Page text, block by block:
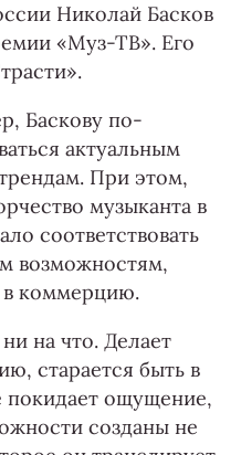
Николай Басков
«Муз-ТВ». Его
Баскову по-
актуальным
При этом,
музыканта в
соответствовать
возможностям,
в коммерцию.
на что. Делает
старается быть в
покидает ощущение,
созданы не